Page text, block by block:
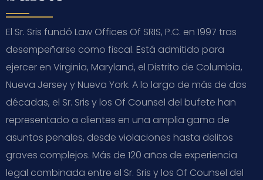
El Sr. Sris fundó Law Offices Of SRIS, P.C. en 1997 tras
desempeñarse como fiscal. Está admitido para
ejercer en Virginia, Maryland, el Distrito de Columbia,
Nueva Jersey y Nueva York. A lo largo de más de dos
décadas, el Sr. Sris y los Of Counsel del bufete han
representado a clientes en una amplia gama de
asuntos penales, desde violaciones hasta delitos
graves complejos. Más de 120 años de experiencia
legal combinada entre el Sr. Sris y los Of Counsel del